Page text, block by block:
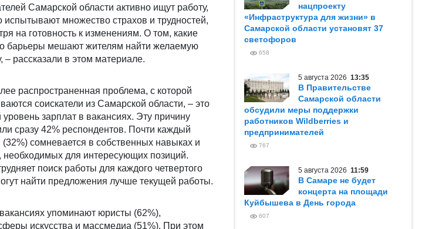
Самарской области активно ищут работу,
испытывают множество страхов и трудностей,
на готовность к изменениям. О том, какие
барьеры мешают жителям найти желаемую
– рассказали в этом материале.
распространенная проблема, с которой
соискатели из Самарской области, – это
уровень зарплат в вакансиях. Эту причину
сразу 42% респондентов. Почти каждый
(32%) сомневается в собственных навыках и
необходимых для интересующих позиций.
поиск работы для каждого четвертого
найти предложения лучше текущей работы.
упоминают юристы (62%),
искусства и массмедиа (51%). При этом
нацпроекту
«Инфраструктура для жизни» в
Самарской области установят 37
светофоров
658
5 августа 2026 13:35
В Правительстве
Самарской области
обсудили меры поддержки
работников Wildberries и
предпринимателей
767
5 августа 2026 11:59
В Самаре не будет
концерта на площади
Куйбышева в День города
607